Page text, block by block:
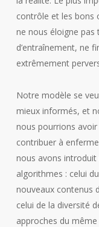
contrôle et les bons
ne nous éloigne
d’entraînement, ne
extrêmement
Notre modèle se
mieux informés, et
nous pourrions
contribuer à
nous avons
algorithmes : celui
nouveaux contenus
celui de la diversité
approches du